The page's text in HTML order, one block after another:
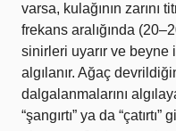
varsa, kulağının zarını
frekans aralığında
sinirleri uyarır ve beyne
algılanır. Ağaç
dalgalanmalarını
“şangırtı” ya da